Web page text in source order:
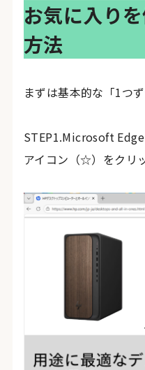
お気に入り
方法
まずは基本的な「1つ
STEP1.Microsoft
アイコン（☆）をクリ